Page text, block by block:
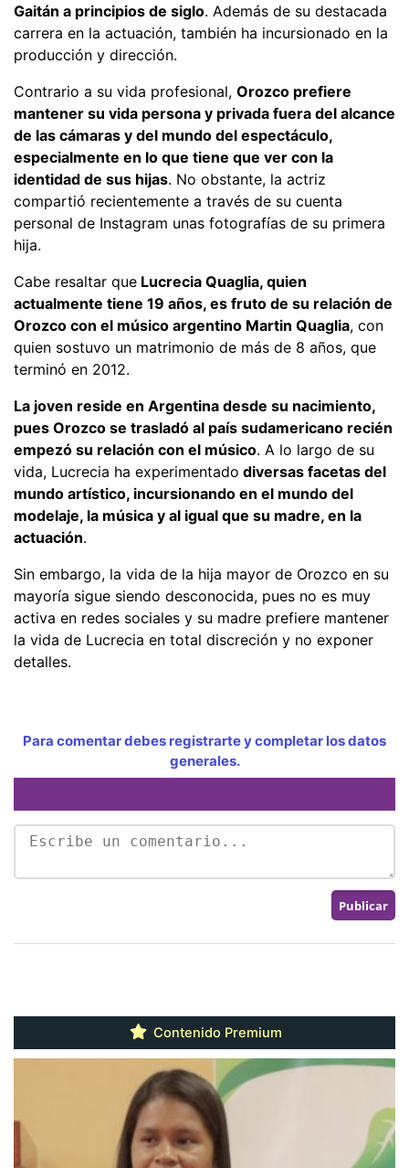
Gaitán a principios de siglo. Además de su destacada
carrera en la actuación, también ha incursionado en la
producción y dirección.
Contrario a su vida profesional, Orozco prefiere
mantener su vida persona y privada fuera del alcance
de las cámaras y del mundo del espectáculo,
especialmente en lo que tiene que ver con la
identidad de sus hijas. No obstante, la actriz
compartió recientemente a través de su cuenta
personal de Instagram unas fotografías de su primera
hija.
Cabe resaltar que Lucrecia Quaglia, quien
actualmente tiene 19 años, es fruto de su relación de
Orozco con el músico argentino Martin Quaglia, con
quien sostuvo un matrimonio de más de 8 años, que
terminó en 2012.
La joven reside en Argentina desde su nacimiento,
pues Orozco se trasladó al país sudamericano recién
empezó su relación con el músico. A lo largo de su
vida, Lucrecia ha experimentado diversas facetas del
mundo artístico, incursionando en el mundo del
modelaje, la música y al igual que su madre, en la
actuación.
Sin embargo, la vida de la hija mayor de Orozco en su
mayoría sigue siendo desconocida, pues no es muy
activa en redes sociales y su madre prefiere mantener
la vida de Lucrecia en total discreción y no exponer
detalles.
Para comentar debes registrarte y completar los datos
generales.
Contenido Premium